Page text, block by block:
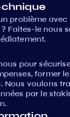
problème
Faites-le nous
pour
former
Nous voulons
par le